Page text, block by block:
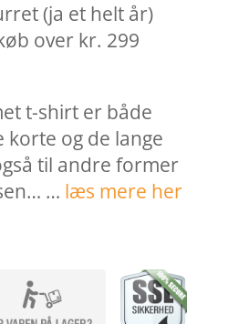
(ja et helt år)
over kr. 299
t-shirt er både
korte og de lange
til andre former
… læs mere her